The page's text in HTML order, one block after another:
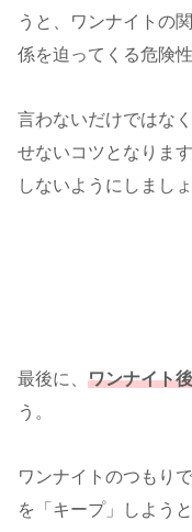
うと、ワンナイトの
係を迫ってくる危険
言わないだけではな
せないコツとなりま
しないようにしましょ
最後に、 ワンナイト
う。
ワンナイトのつもり
を「キープ」しよう